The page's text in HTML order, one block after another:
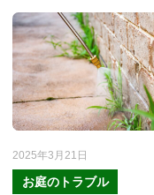
2025年3月21日
お庭のトラブル